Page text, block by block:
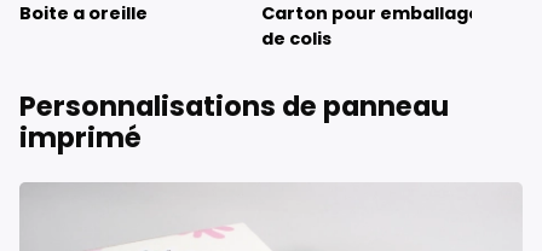
Boite a oreille
Carton pour emballage
de colis
Personnalisations de panneau
imprimé